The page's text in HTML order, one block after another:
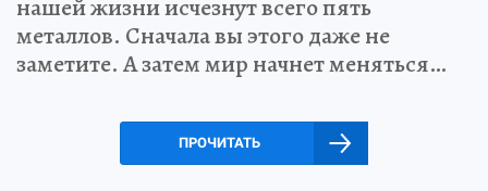
нашей жизни исчезнут всего пять
металлов. Сначала вы этого даже не
заметите. А затем мир начнет меняться…
ПРОЧИТАТЬ